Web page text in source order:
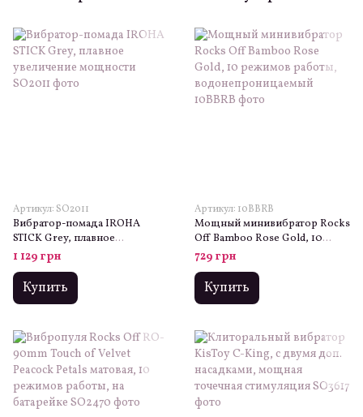
Артикул: SO2011
Вибратор-помада IROHA
STICK Grey, плавное
увеличение мощности
1 129 грн
Купить
Артикул: 10BBRB
Мощный минивибратор Rocks
Off Bamboo Rose Gold, 10
режимов работы,
водонепроницаемый
729 грн
Купить